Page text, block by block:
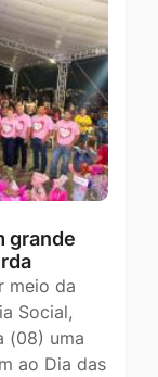
grande
meio da
Social,
(08) uma
ao Dia das